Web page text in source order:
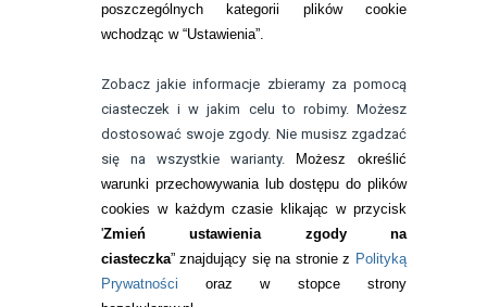
poszczególnych kategorii plików cookie
wchodząc w “Ustawienia”.
Zobacz jakie informacje zbieramy za pomocą
ciasteczek i w jakim celu to robimy. Możesz
dostosować swoje zgody. Nie musisz zgadzać
się na wszystkie warianty.
Możesz określić
warunki przechowywania lub dostępu do plików
cookies w każdym czasie klikając w przycisk
'Zmień ustawienia zgody na
ciasteczka” znajdujący się na stronie z Polityką
Prywatności oraz w stopce strony
telefon:
732 08 08 72
kontakt@bezokularow.pl